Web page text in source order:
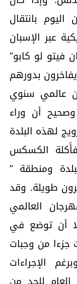
بانتقال
عبر الإسبان
فيتو لو كابو”
بدورهم
عالمي سنوي
منذ عام 1998. وصحيح أن وراء
لهذه البلدة
الكسكس
ومنطقة ”
طويلة. وقد
العالمي
أن توضع في
جزءا من وجبات
الإجراءات